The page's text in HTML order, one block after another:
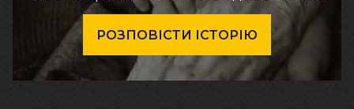
РОЗПОВІСТИ ІСТОРІЮ